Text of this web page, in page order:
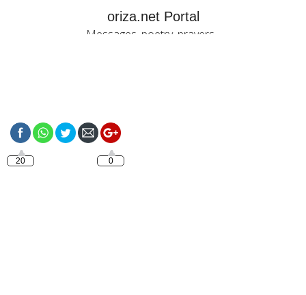
oriza.net Portal
Messages, poetry, prayers...
20 0